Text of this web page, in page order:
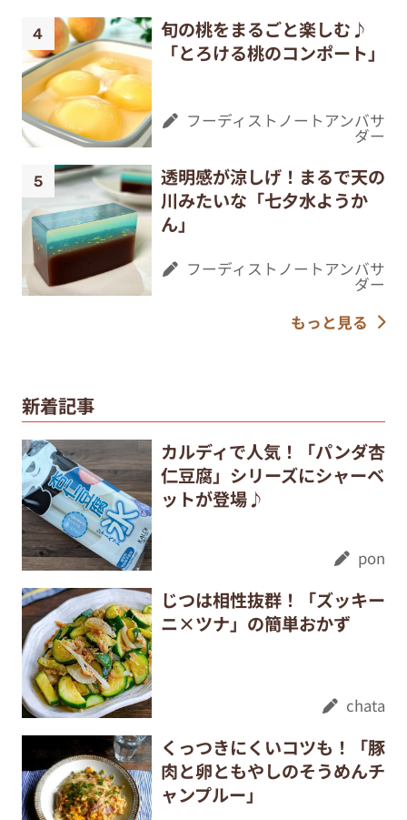
旬の桃をまるごと楽しむ♪
「とろける桃のコンポート」
フーディストノートアンバサ
ダー
透明感が涼しげ！まるで天の
川みたいな「七夕水ようか
ん」
フーディストノートアンバサ
ダー
もっと見る
新着記事
カルディで人気！「パンダ杏
仁豆腐」シリーズにシャーベ
ットが登場♪
pon
じつは相性抜群！「ズッキー
ニ×ツナ」の簡単おかず
chata
くっつきにくいコツも！「豚
肉と卵ともやしのそうめんチ
ャンプルー」